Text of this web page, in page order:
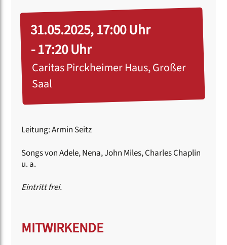
31.05.2025, 17:00 Uhr
- 17:20 Uhr
Caritas Pirckheimer Haus, Großer
Saal
Leitung: Armin Seitz
Songs von Adele, Nena, John Miles, Charles Chaplin
u. a.
Eintritt frei.
MITWIRKENDE